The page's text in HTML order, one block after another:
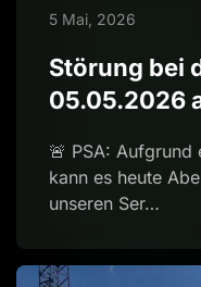
5 Mai, 2026
Störung bei
05.05.2026
🚨 PSA: Aufgrund
kann es heute
unseren Ser…